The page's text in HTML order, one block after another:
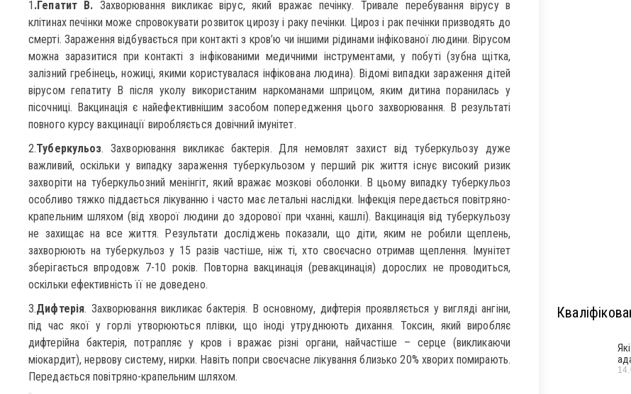
1 .Гепатит В. Захворювання викликає вірус, який вражає печінку. Тривале перебування вірусу в
клітинах печінки може спровокувати розвиток цирозу і раку печінки. Цироз і рак печінки призводять до
смерті. Зараження відбувається при контакті з кров’ю чи іншими рідинами інфікованої людини. Вірусом
можна заразитися при контакті з інфікованими медичними інструментами, у побуті (зубна щітка,
залізний гребінець, ножиці, якими користувалася інфікована людина). Відомі випадки зараження дітей
вірусом гепатиту В після уколу використаним наркоманами шприцом, яким дитина поранилась у
пісочниці. Вакцинація є найефективнішим засобом попередження цього захворювання. В результаті
повного курсу вакцинації виробляється довічний імунітет.
2.Туберкульоз. Захворювання викликає бактерія. Для немовлят захист від туберкульозу дуже
важливий, оскільки у випадку зараження туберкульозом у перший рік життя існує високий ризик
захворіти на туберкульозний менінгіт, який вражає мозкові оболонки. В цьому випадку туберкульоз
особливо тяжко піддається лікуванню і часто має летальні наслідки. Інфекція передається повітряно-
крапельним шляхом (від хворої людини до здорової при чханні, кашлі). Вакцинація від туберкульозу
не захищає на все життя. Результати досліджень показали, що діти, яким не робили щеплень,
захворюють на туберкульоз у 15 разів частіше, ніж ті, хто своєчасно отримав щеплення. Імунітет
зберігається впродовж 7-10 років. Повторна вакцинація (ревакцинація) дорослих не проводиться,
оскільки ефективність її не доведено.
3.Дифтерія. Захворювання викликає бактерія. В основному, дифтерія проявляється у вигляді ангіни,
під час якої у горлі утворюються плівки, що іноді утруднюють дихання. Токсин, який виробляє
дифтерійна бактерія, потрапляє у кров і вражає різні органи, найчастіше – серце (викликаючи
міокардит), нервову систему, нирки. Навіть попри своєчасне лікування близько 20% хворих помирають.
Передається повітряно-крапельним шляхом.